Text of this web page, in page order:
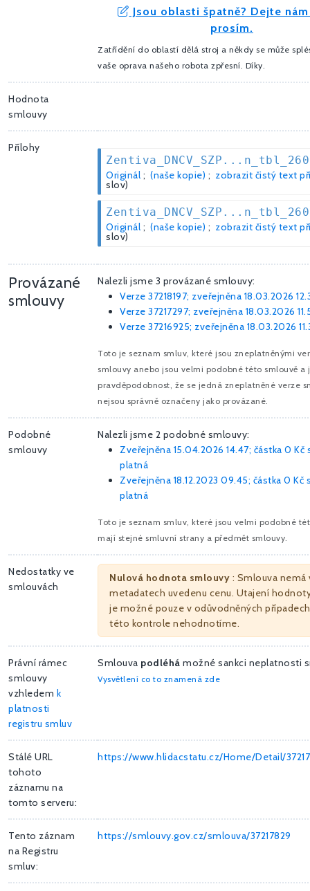
Jsou oblasti špatně? Dejte
prosím.
Zatřídění do oblastí dělá stroj a někdy se může
vaše oprava našeho robota zpřesní. Díky.
Hodnota
smlouvy
Přílohy
Originál ; (naše kopie) ; zobrazit čistý text
slov)
Originál ; (naše kopie) ; zobrazit čistý text
slov)
Provázané
smlouvy
Nalezli jsme 3 provázané smlouvy:
Verze 37218197; zveřejněna 18.03.2026
Verze 37217297; zveřejněna 18.03.2026
Verze 37216925; zveřejněna 18.03.2026
Toto je seznam smluv, které jsou zneplatněnými
smlouvy anebo jsou velmi podobné této smlouvě a
pravděpodobnost, že se jedná zneplatněné verze
nejsou správně označeny jako provázané.
Podobné
smlouvy
Nalezli jsme 2 podobné smlouvy:
Zveřejněna 15.04.2026 14.47; částka 0 Kč
platná
Zveřejněna 18.12.2023 09.45; částka 0 Kč
platná
Toto je seznam smluv, které jsou velmi podobné
mají stejné smluvní strany a předmět smlouvy.
Nedostatky ve
smlouvách
Nulová hodnota smlouvy : Smlouva nemá
metadatech uvedenu cenu. Utajení
je možné pouze v odůvodněných
této kontrole nehodnotíme.
Právní rámec
smlouvy
vzhledem k
platnosti
registru smluv
Smlouva podléhá možné sankci neplatnosti
Vysvětlení co to znamená zde
Stálé URL
tohoto
záznamu na
tomto serveru:
https://www.hlidacstatu.cz/Home/Detail/
Tento záznam
na Registru
smluv:
https://smlouvy.gov.cz/smlouva/37217829